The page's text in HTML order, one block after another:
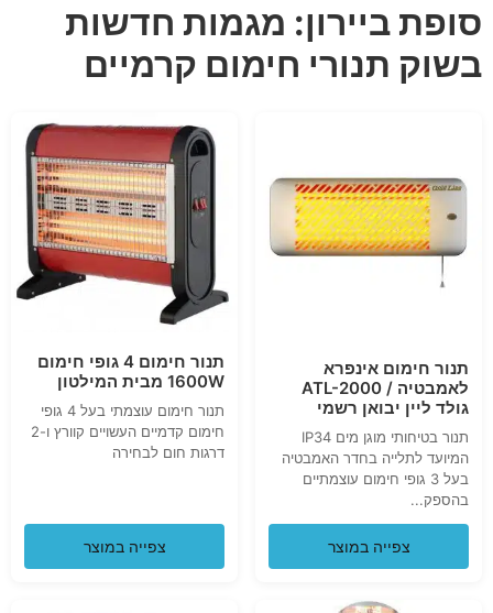
סופת ביירון: מגמות חדשות
בשוק תנורי חימום קרמיים
תנור חימום אינפרא
לאמבטיה / ATL-2000
גולד ליין יבואן רשמי
תנור בטיחותי מוגן מים IP34
המיועד לתלייה בחדר האמבטיה
בעל 3 גופי חימום עוצמתיים
בהספק...
צפייה במוצר
תנור חימום 4 גופי חימום
1600W מבית המילטון
תנור חימום עוצמתי בעל 4 גופי
חימום קדמיים העשויים קוורץ ו-2
דרגות חום לבחירה
צפייה במוצר